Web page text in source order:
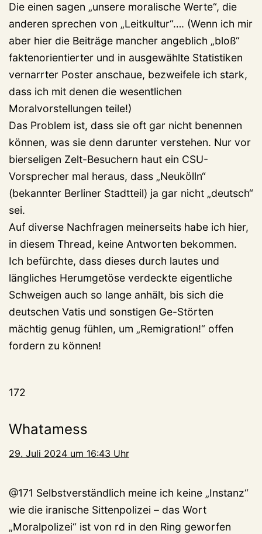
Die einen sagen „unsere moralische Werte“, die
anderen sprechen von „Leitkultur“…. (Wenn ich mir
aber hier die Beiträge mancher angeblich „bloß“
faktenorientierter und in ausgewählte Statistiken
vernarrter Poster anschaue, bezweifele ich stark,
dass ich mit denen die wesentlichen
Moralvorstellungen teile!)
Das Problem ist, dass sie oft gar nicht benennen
können, was sie denn darunter verstehen. Nur vor
bierseligen Zelt-Besuchern haut ein CSU-
Vorsprecher mal heraus, dass „Neukölln“
(bekannter Berliner Stadtteil) ja gar nicht „deutsch“
sei.
Auf diverse Nachfragen meinerseits habe ich hier,
in diesem Thread, keine Antworten bekommen.
Ich befürchte, dass dieses durch lautes und
längliches Herumgetöse verdeckte eigentliche
Schweigen auch so lange anhält, bis sich die
deutschen Vatis und sonstigen Ge-Störten
mächtig genug fühlen, um „Remigration!“ offen
fordern zu können!
172
Whatamess
29. Juli 2024 um 16:43 Uhr
@171 Selbstverständlich meine ich keine „Instanz“
wie die iranische Sittenpolizei – das Wort
„Moralpolizei“ ist von rd in den Ring geworfen